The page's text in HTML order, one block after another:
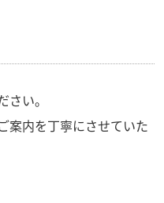
い。
案内を丁寧にさせていた